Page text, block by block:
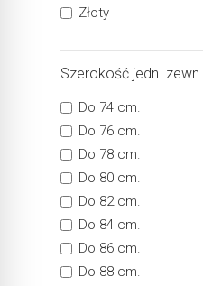
Złoty
Szerokość jedn. zewn.
Do 74 cm.
Do 76 cm.
Do 78 cm.
Do 80 cm.
Do 82 cm.
Do 84 cm.
Do 86 cm.
Do 88 cm.